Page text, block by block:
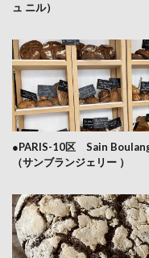
ュ ニル）
●PARIS-10区 Sain
（サンブランジェリー ）